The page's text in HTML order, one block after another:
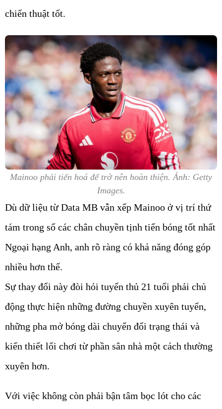
chiến thuật tốt.
Mainoo phải tiến hoá để trở nên hoàn thiện. Ảnh: Getty
Images.
Dù dữ liệu từ Data MB vẫn xếp Mainoo ở vị trí thứ
tám trong số các chân chuyền tịnh tiến bóng tốt nhất
Ngoại hạng Anh, anh rõ ràng có khả năng đóng góp
nhiều hơn thế.
Sự thay đổi này đòi hỏi tuyển thủ 21 tuổi phải chủ
động thực hiện những đường chuyền xuyên tuyến,
những pha mở bóng dài chuyển đổi trạng thái và
kiến thiết lối chơi từ phần sân nhà một cách thường
xuyên hơn.
Với việc không còn phải bận tâm bọc lót cho các